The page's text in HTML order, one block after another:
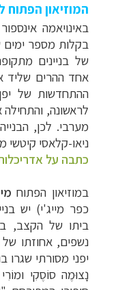
המוזיאון הפתוח
באינויאמה
בקלות מספר ימים
של בניינים
אחד ההרים שליד
לראשונה,
מערבי. לכן,
ניאו-קלאסי קיטשי
כתבה על
במוזיאון הפתוח
כפר מייג'י) יש
ביתו של הקצב,
נשפים, אחוזתו
יפני מסורתי שגרו
נָצוּמֶה סוֹסֶקִי